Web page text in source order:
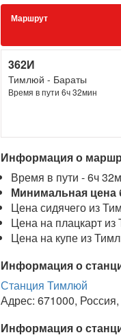
Маршрут
362И
Тимлюй - Бараты
Время в пути 6ч 32мин
Информация о
Время в пути - 6ч
Минимальная цена
Цена сидячего из
Цена на плацкарт
Цена на купе из
Информация о
Станция Тимлюй
Адрес: 671000,
Информация о